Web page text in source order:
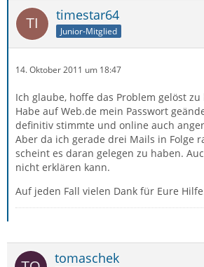
timestar64
Junior-Mitglied
14. Oktober 2011 um 18:47
Ich glaube, hoffe das Problem gelöst zu
Habe auf Web.de mein Passwort
definitiv stimmte und online auch
Aber da ich gerade drei Mails in Folge
scheint es daran gelegen zu haben.
nicht erklären kann.
Auf jeden Fall vielen Dank für Eure
tomaschek